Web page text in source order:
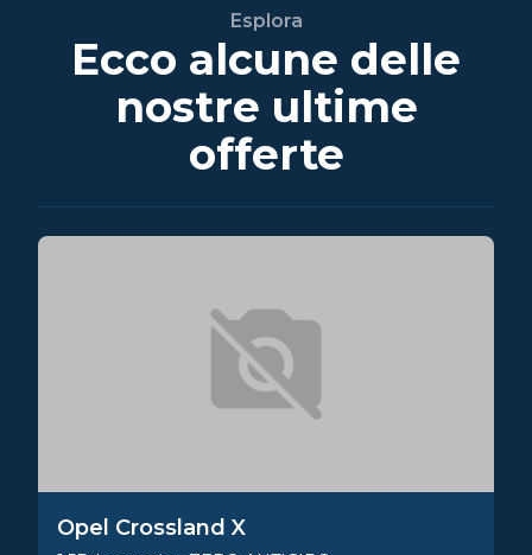
Esplora
Ecco alcune delle
nostre ultime
offerte
Opel Crossland X